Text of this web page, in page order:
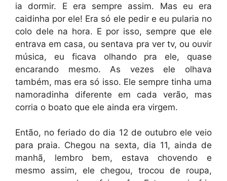
ia dormir. E era sempre assim. Mas eu era
caidinha por ele! Era só ele pedir e eu pularia no
colo dele na hora. E por isso, sempre que ele
entrava em casa, ou sentava pra ver tv, ou ouvir
música, eu ficava olhando pra ele, quase
encarando mesmo. As vezes ele olhava
também, mas era só isso. Ele sempre tinha uma
namoradinha diferente em cada verão, mas
corria o boato que ele ainda era virgem.
Então, no feriado do dia 12 de outubro ele veio
para praia. Chegou na sexta, dia 11, ainda de
manhã, lembro bem, estava chovendo e
mesmo assim, ele chegou, trocou de roupa,